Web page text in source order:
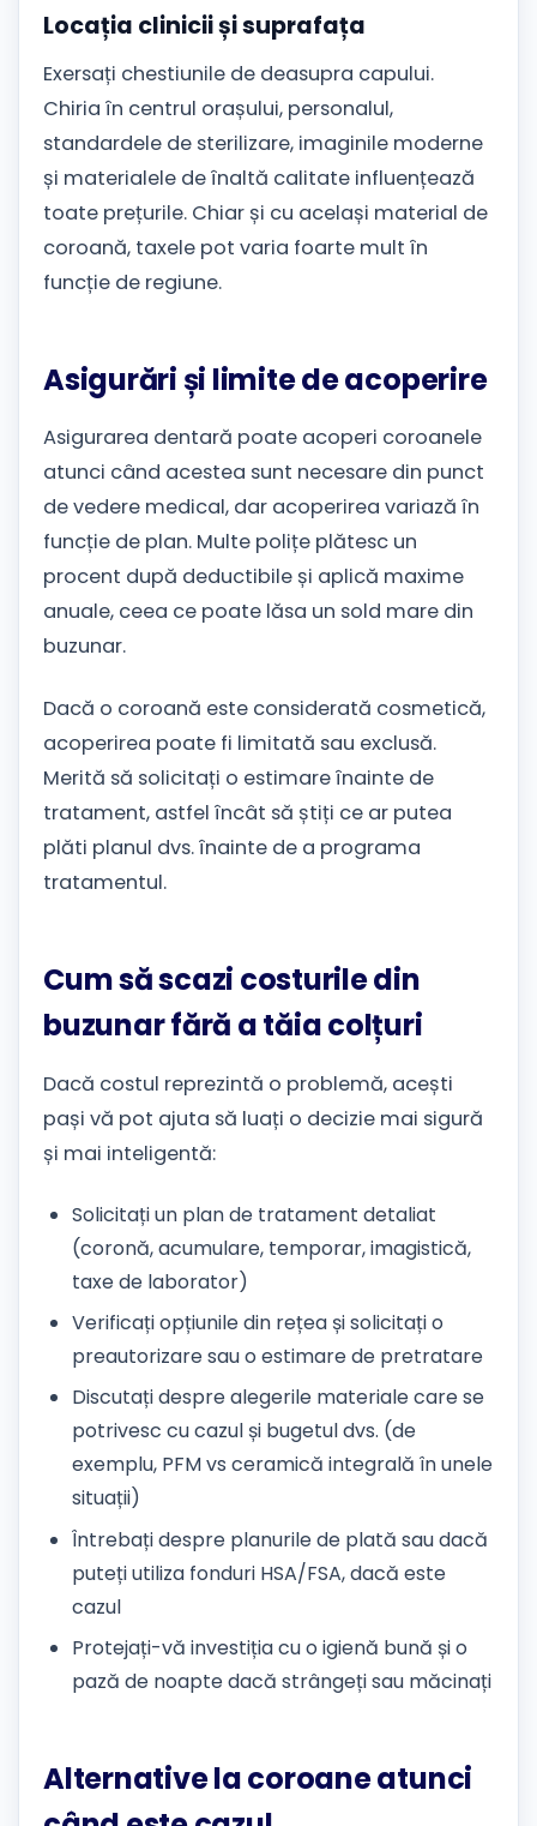
Locația clinicii și suprafața
Exersați chestiunile de deasupra capului.
Chiria în centrul orașului, personalul,
standardele de sterilizare, imaginile moderne
și materialele de înaltă calitate influențează
toate prețurile. Chiar și cu același material de
coroană, taxele pot varia foarte mult în
funcție de regiune.
Asigurări și limite de acoperire
Asigurarea dentară poate acoperi coroanele
atunci când acestea sunt necesare din punct
de vedere medical, dar acoperirea variază în
funcție de plan. Multe polițe plătesc un
procent după deductibile și aplică maxime
anuale, ceea ce poate lăsa un sold mare din
buzunar.
Dacă o coroană este considerată cosmetică,
acoperirea poate fi limitată sau exclusă.
Merită să solicitați o estimare înainte de
tratament, astfel încât să știți ce ar putea
plăti planul dvs. înainte de a programa
tratamentul.
Cum să scazi costurile din
buzunar fără a tăia colțuri
Dacă costul reprezintă o problemă, acești
pași vă pot ajuta să luați o decizie mai sigură
și mai inteligentă:
Solicitați un plan de tratament detaliat
(coronă, acumulare, temporar, imagistică,
taxe de laborator)
Verificați opțiunile din rețea și solicitați o
preautorizare sau o estimare de pretratare
Discutați despre alegerile materiale care se
potrivesc cu cazul și bugetul dvs. (de
exemplu, PFM vs ceramică integrală în unele
situații)
Întrebați despre planurile de plată sau dacă
puteți utiliza fonduri HSA/FSA, dacă este
cazul
Protejați-vă investiția cu o igienă bună și o
pază de noapte dacă strângeți sau măcinați
Alternative la coroane atunci